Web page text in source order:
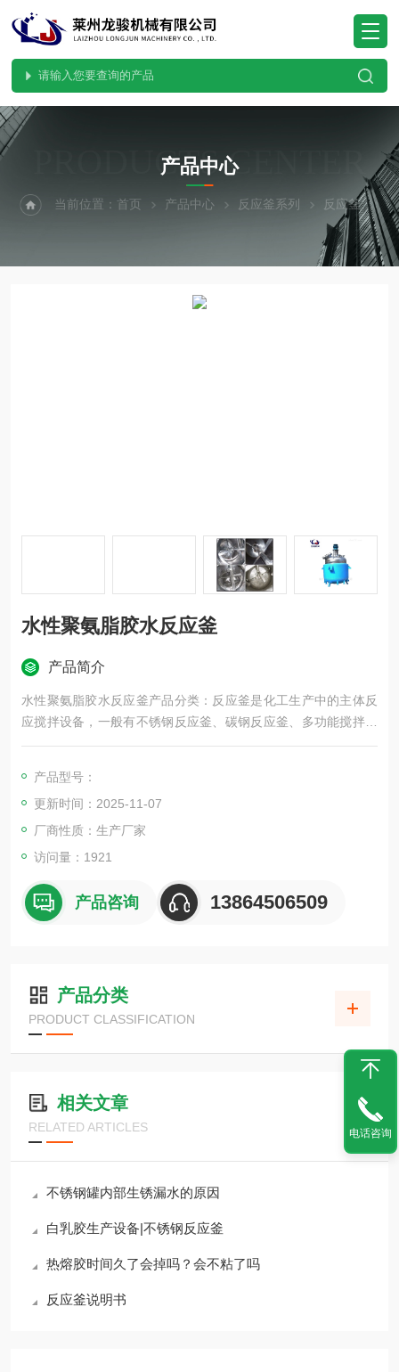
PRODUCTS CENTER
产品中心
当前位置：首页 产品中心 反应釜系列 反应釜 水
水性聚氨脂胶水反应釜
产品简介
水性聚氨脂胶水反应釜产品分类：反应釜是化工生产中的主体反
应搅拌设备，一般有不锈钢反应釜、碳钢反应釜、多功能搅拌釜
等
产品型号：
更新时间：2025-11-07
厂商性质：生产厂家
访问量：1921
产品咨询 13864506509
产品分类
PRODUCT CLASSIFICATION
相关文章
RELATED ARTICLES
不锈钢罐内部生锈漏水的原因
白乳胶生产设备|不锈钢反应釜
热熔胶时间久了会掉吗？会不粘了吗
反应釜说明书
电话咨询